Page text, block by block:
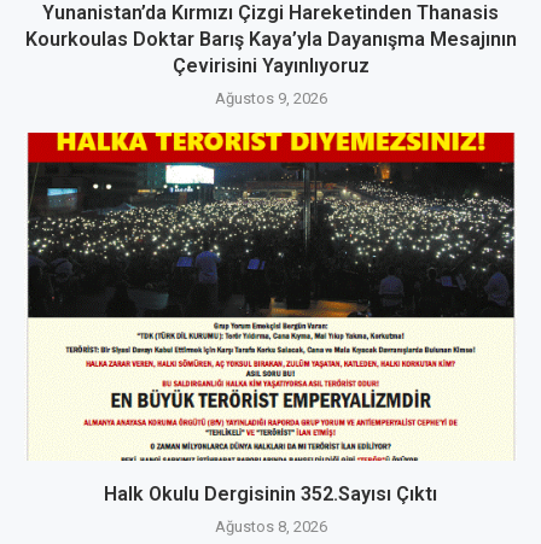
Yunanistan’da Kırmızı Çizgi Hareketinden Thanasis
Kourkoulas Doktar Barış Kaya’yla Dayanışma Mesajının
Çevirisini Yayınlıyoruz
Ağustos 9, 2026
Halk Okulu Dergisinin 352.Sayısı Çıktı
Ağustos 8, 2026